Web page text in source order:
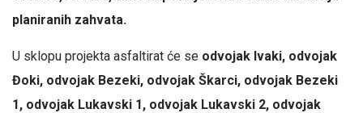
planiranih zahvata.
U sklopu projekta asfaltirat će se odvojak Ivaki, odvojak
Đoki, odvojak Bezeki, odvojak Škarci, odvojak Bezeki
1, odvojak Lukavski 1, odvojak Lukavski 2, odvojak